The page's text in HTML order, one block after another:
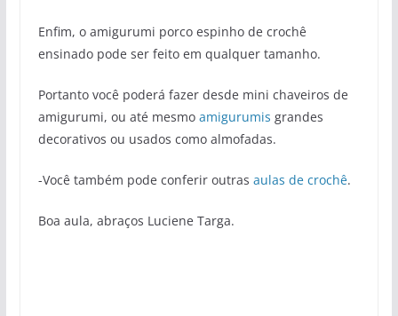
Enfim, o amigurumi porco espinho de crochê
ensinado pode ser feito em qualquer tamanho.
Portanto você poderá fazer desde mini chaveiros de
amigurumi, ou até mesmo amigurumis grandes
decorativos ou usados como almofadas.
-Você também pode conferir outras aulas de crochê.
Boa aula, abraços Luciene Targa.